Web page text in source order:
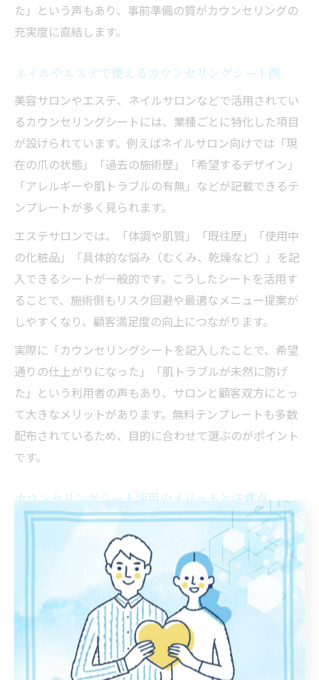
た」という声もあり、事前準備の質がカウンセリングの
充実度に直結します。
ネイルやエステで使えるカウンセリングシート例
美容サロンやエステ、ネイルサロンなどで活用されてい
るカウンセリングシートには、業種ごとに特化した項目
が設けられています。例えばネイルサロン向けでは「現
在の爪の状態」「過去の施術歴」「希望するデザイン」
「アレルギーや肌トラブルの有無」などが記載できるテ
ンプレートが多く見られます。
エステサロンでは、「体調や肌質」「既往歴」「使用中
の化粧品」「具体的な悩み（むくみ、乾燥など）」を記
入できるシートが一般的です。こうしたシートを活用す
ることで、施術側もリスク回避や最適なメニュー提案が
しやすくなり、顧客満足度の向上につながります。
実際に「カウンセリングシートを記入したことで、希望
通りの仕上がりになった」「肌トラブルが未然に防げ
た」という利用者の声もあり、サロンと顧客双方にとっ
て大きなメリットがあります。無料テンプレートも多数
配布されているため、目的に合わせて選ぶのがポイント
です。
カウンセリングシート活用のメリットと注意点
カウンセリングシートを活用する最大のメリットは、悩
みや要望を整理しやすく、カウンセラーが的確な支援を
しやすくなる点です。事前に自分の状況や希望を書き出
しておくことで、相談の時間を有効に使えます。また、
後から見返すことで自分の変化や進捗を客観的に把握で
きる利点もあります。
一方、注意点としては個人情報の取り扱いに十分注意す